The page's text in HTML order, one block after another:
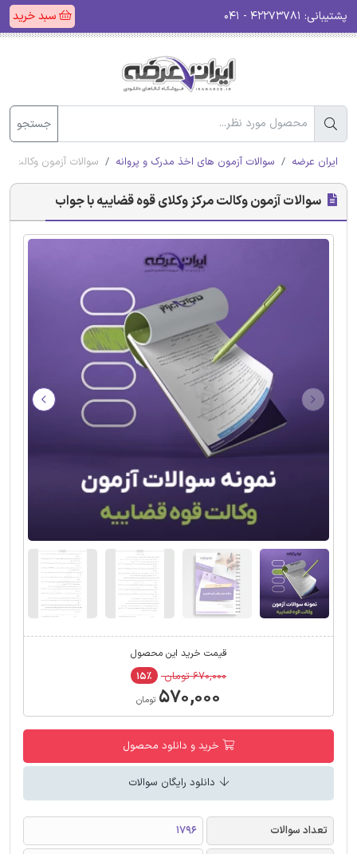
پشتیبانی: سبد خرید
جستجو
ایران عرضه سوالات آزمون های اخذ مدرک و پروانه سوالات آزمون وکالت
سوالات آزمون وکالت مرکز وکلای قوه قضاییه با جواب
قیمت خرید این محصول
۶۷۰,۰۰۰ تومان ۱۵٪
۵۷۰,۰۰۰ تومان
خرید و دانلود محصول
دانلود رایگان سوالات
تعداد سوالات
1796